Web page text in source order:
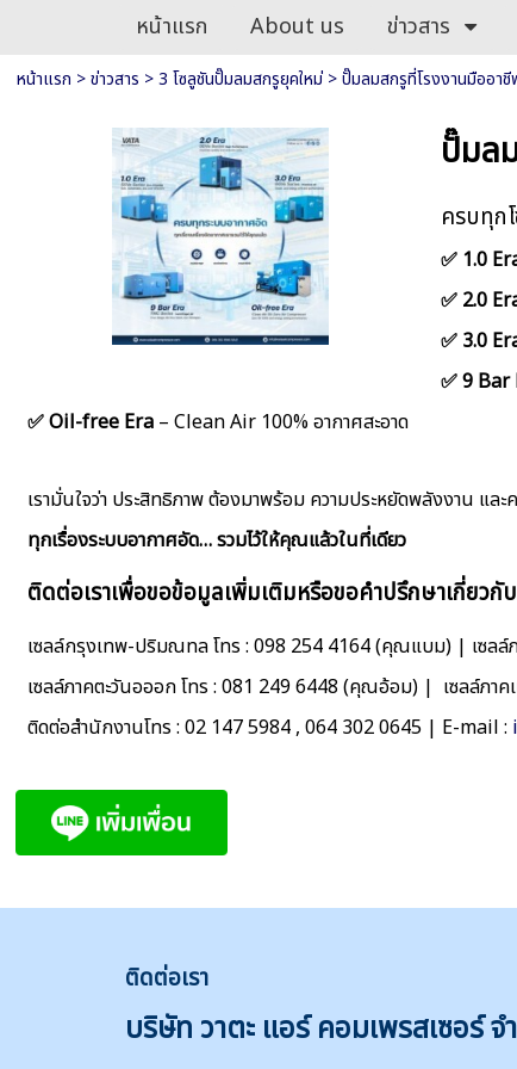
หน้าแรก About us ข่าวสาร
หน้าแรก >ข่าวสาร >3 โซลูชันปั๊มลมสกรูยุคใหม่>ปั๊มลมสกรูที่โรงงานมืออาชี
ปั๊มล
ครบทุก
✅ 1.0
✅ 2.0
✅ 3.0
✅ 9 Bar
✅ Oil-free Era – Clean Air 100% อากาศสะอาด
เรามั่นใจว่า ประสิทธิภาพ ต้องมาพร้อม ความประหยัดพลังงาน และ
ทุกเรื่องระบบอากาศอัด… รวมไว้ให้คุณแล้วในที่เดียว
ติดต่อเราเพื่อขอข้อมูลเพิ่มเติมหรือขอคำปรึกษาเกี่ยวกับ
เซลล์กรุงเทพ-ปริมณทล โทร : 098 254 4164 (คุณแบม) | เซล
เซลล์ภาคตะวันอออก โทร : 081 249 6448 (คุณอ้อม) | เซลล์ภ
ติดต่อสำนักงานโทร : 02 147 5984 , 064 302 0645 | E-mail :
ติดต่อเรา
บริษัท วาตะ แอร์ คอมเพรสเซอร์ จ